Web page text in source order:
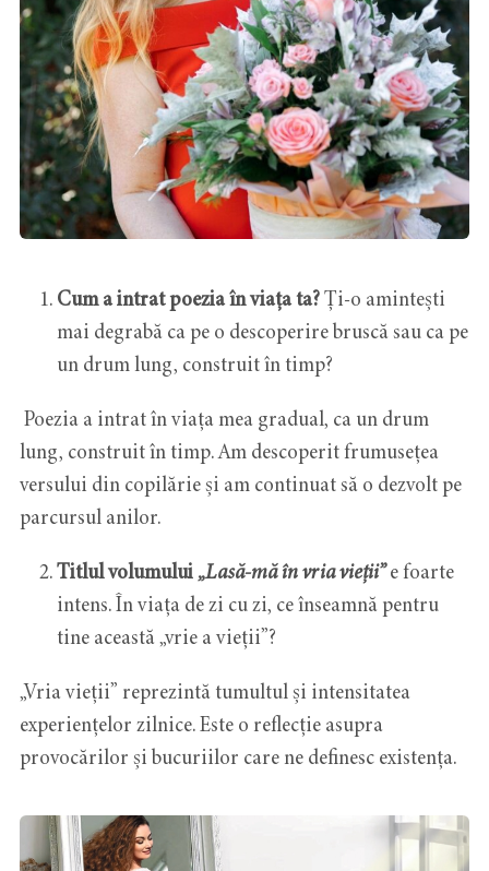
Cum a intrat poezia în viața ta?Ți-o amintești
mai degrabă ca pe o descoperire bruscă sau ca pe
un drum lung, construit în timp?
Poezia a intrat în viața mea gradual, ca un drum
lung, construit în timp. Am descoperit frumusețea
versului din copilărie și am continuat să o dezvolt pe
parcursul anilor.
Titlul volumului„Lasă-mă în vria vieții”e foarte
intens. În viața de zi cu zi, ce înseamnă pentru
tine această „vrie a vieții”?
„Vria vieții” reprezintă tumultul și intensitatea
experiențelor zilnice. Este o reflecție asupra
provocărilor și bucuriilor care ne definesc existența.